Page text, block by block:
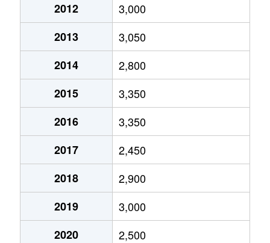
2012
3,000
2013
3,050
2014
2,800
2015
3,350
2016
3,350
2017
2,450
2018
2,900
2019
3,000
2020
2,500